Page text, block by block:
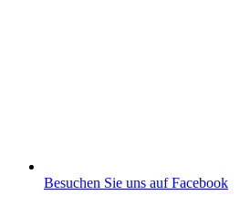
Besuchen Sie uns auf Facebook